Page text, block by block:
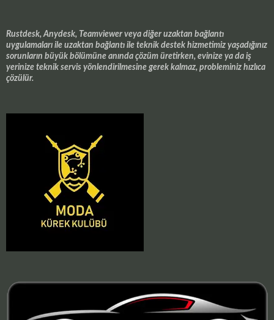
Rustdesk, Anydesk, Teamviewer veya diğer uzaktan bağlantı
uygulamaları ile uzaktan bağlantı ile teknik destek hizmetimiz yaşadığınız
sorunların büyük bölümüne anında çözüm üretirken, evinize ya da iş
yerinize teknik servis yönlendirilmesine gerek kalmaz, probleminiz hızlıca
çözülür.